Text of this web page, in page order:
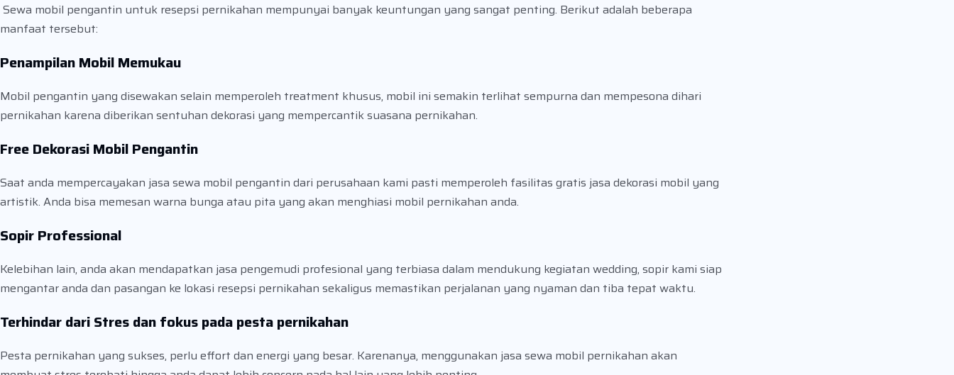
Sewa mobil pengantin untuk resepsi pernikahan mempunyai banyak keuntungan yang sangat penting. Berikut adalah beberapa
manfaat tersebut:
Penampilan Mobil Memukau
Mobil pengantin yang disewakan selain memperoleh treatment khusus, mobil ini semakin terlihat sempurna dan mempesona dihari
pernikahan karena diberikan sentuhan dekorasi yang mempercantik suasana pernikahan.
Free Dekorasi Mobil Pengantin
Saat anda mempercayakan jasa sewa mobil pengantin dari perusahaan kami pasti memperoleh fasilitas gratis jasa dekorasi mobil yang
artistik. Anda bisa memesan warna bunga atau pita yang akan menghiasi mobil pernikahan anda.
Sopir Professional
Kelebihan lain, anda akan mendapatkan jasa pengemudi profesional yang terbiasa dalam mendukung kegiatan wedding, sopir kami siap
mengantar anda dan pasangan ke lokasi resepsi pernikahan sekaligus memastikan perjalanan yang nyaman dan tiba tepat waktu.
Terhindar dari Stres dan fokus pada pesta pernikahan
Pesta pernikahan yang sukses, perlu effort dan energi yang besar. Karenanya, menggunakan jasa sewa mobil pernikahan akan